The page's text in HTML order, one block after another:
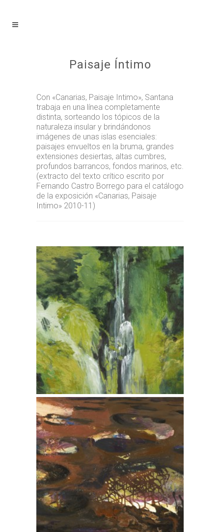
Paisaje Íntimo
Con «Canarias, Paisaje Intimo», Santana
trabaja en una línea completamente
distinta, sorteando los tópicos de la
naturaleza insular y brindándonos
imágenes de unas islas esenciales:
paisajes envueltos en la bruma, grandes
extensiones desiertas, altas cumbres,
profundos barrancos, fondos marinos, etc.
(extracto del texto crítico escrito por
Fernando Castro Borrego para el catálogo
de la exposición «Canarias, Paisaje
Intimo» 2010-11)